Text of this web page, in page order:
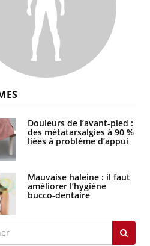
Douleurs de l’avant-pied :
des métatarsalgies à 90 %
liées à problème d’appui
Mauvaise haleine : il faut
améliorer l’hygiène
bucco-dentaire